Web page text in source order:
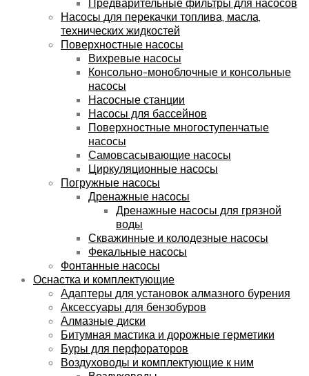
Насосы для перекачки топлива, масла,
технических жидкостей
Поверхностные насосы
Вихревые насосы
Консольно-моноблочные и консольные
насосы
Насосные станции
Насосы для бассейнов
Поверхностные многоступенчатые
насосы
Самовсасывающие насосы
Циркуляционные насосы
Погружные насосы
Дренажные насосы
Дренажные насосы для грязной
воды
Скважинные и колодезные насосы
Фекальные насосы
Фонтанные насосы
Оснастка и комплектующие
Адаптеры для установок алмазного бурения
Аксессуары для бензобуров
Алмазные диски
Битумная мастика и дорожные герметики
Буры для перфораторов
Воздуховоды и комплектующие к ним